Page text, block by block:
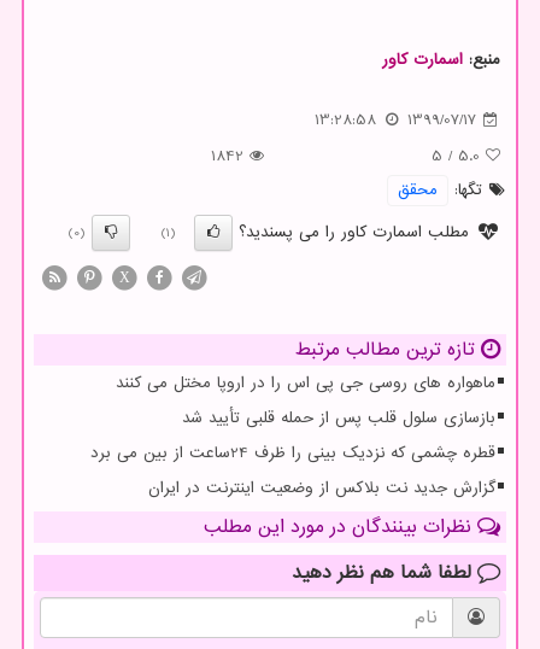
منبع: اسمارت كاور
1399/07/17
13:28:58
5.0
/
5
1842
تگها:
محقق
مطلب اسمارت کاور را می پسندید؟
(1)
(0)
X
تازه ترین مطالب مرتبط
ماهواره های روسی جی پی اس را در اروپا مختل می کنند
بازسازی سلول قلب پس از حمله قلبی تأیید شد
قطره چشمی که نزدیک بینی را ظرف 24ساعت از بین می برد
گزارش جدید نت بلاکس از وضعیت اینترنت در ایران
نظرات بینندگان در مورد این مطلب
لطفا شما هم نظر دهید